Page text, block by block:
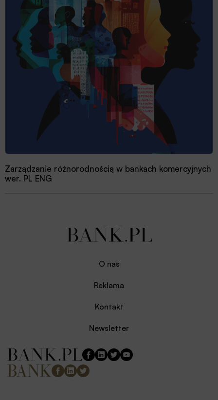
Zarządzanie różnorodnością w bankach komercyjnych
wer. PL ENG
O nas
Reklama
Kontakt
Newsletter